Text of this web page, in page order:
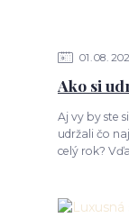
01 08
Ako si
Aj vy by ste
udržali čo
celý rok?